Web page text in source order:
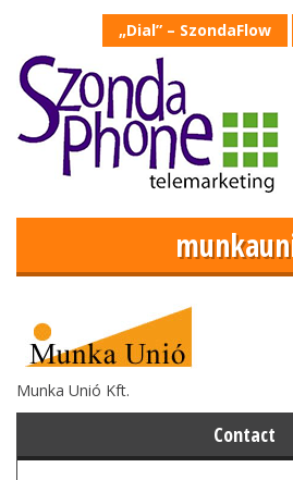
„Dial” – SzondaFlow
Munka Unió Kft.
Contact